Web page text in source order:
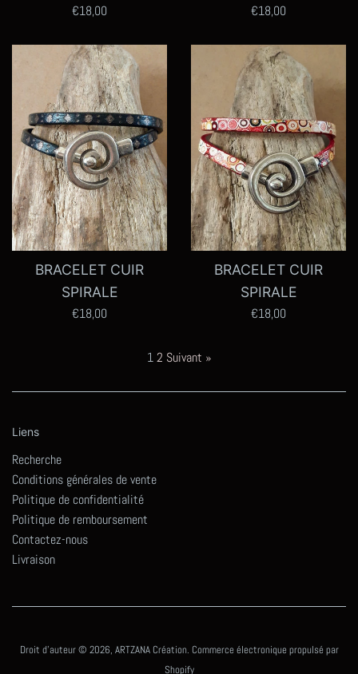
Prix
€18,00
Prix
€18,00
BRACELET CUIR
SPIRALE
Prix
€18,00
BRACELET CUIR
SPIRALE
Prix
€18,00
1 2 Suivant »
Liens
Recherche
Conditions générales de vente
Politique de confidentialité
Politique de remboursement
Contactez-nous
Livraison
Droit d'auteur © 2026, ARTZANA Création. Commerce électronique propulsé par
Shopify